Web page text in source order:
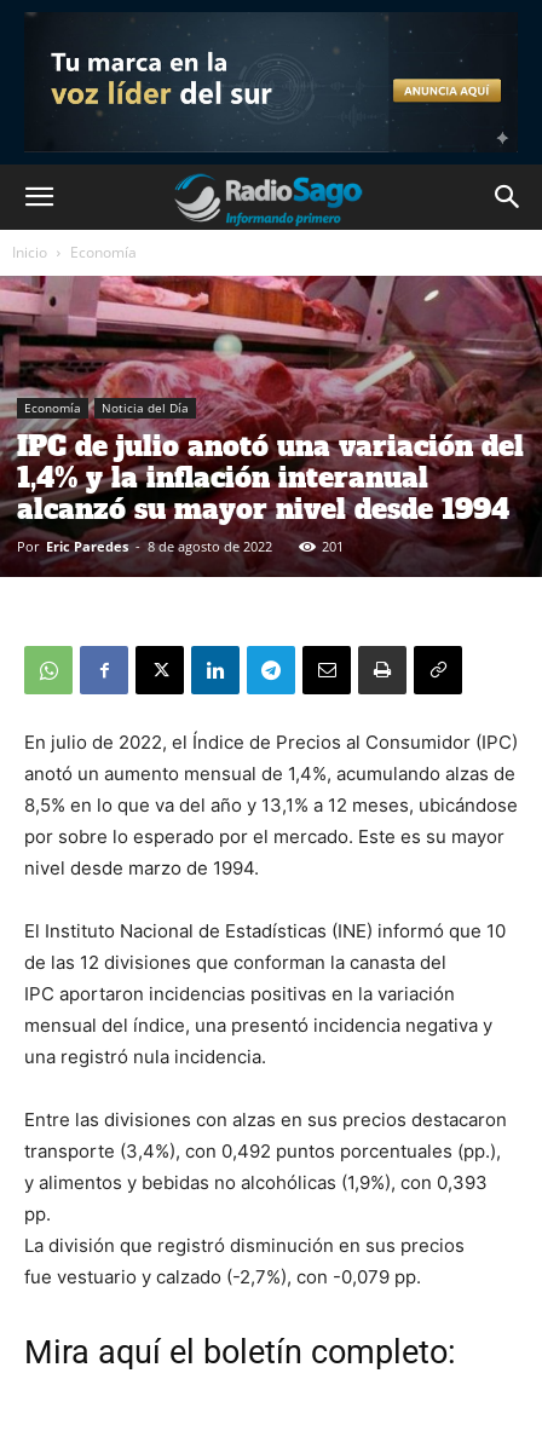
Inicio Economía
Economía Noticia del Día
IPC de julio anotó una variación del
1,4% y la inflación interanual
alcanzó su mayor nivel desde 1994
Por Eric Paredes - 8 de agosto de 2022 201
En julio de 2022, el Índice de Precios al Consumidor (IPC)
anotó un aumento mensual de 1,4%, acumulando alzas de
8,5% en lo que va del año y 13,1% a 12 meses, ubicándose
por sobre lo esperado por el mercado. Este es su mayor
nivel desde marzo de 1994.
El Instituto Nacional de Estadísticas (INE) informó que 10
de las 12 divisiones que conforman la canasta del
IPC aportaron incidencias positivas en la variación
mensual del índice, una presentó incidencia negativa y
una registró nula incidencia.
Entre las divisiones con alzas en sus precios destacaron
transporte (3,4%), con 0,492 puntos porcentuales (pp.),
y alimentos y bebidas no alcohólicas (1,9%), con 0,393
pp.
La división que registró disminución en sus precios
fue vestuario y calzado (-2,7%), con -0,079 pp.
Mira aquí el boletín completo: